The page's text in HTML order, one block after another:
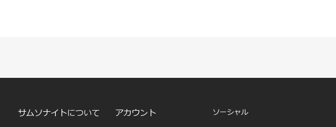
サムソナイトについて アカウント ソーシャル